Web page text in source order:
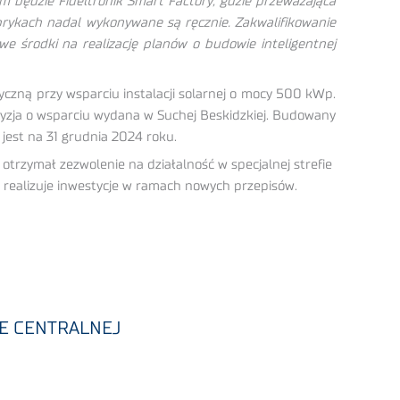
nadal wykonywane są ręcznie. Zakwalifikowanie
środki na realizację planów o budowie inteligentnej
przy wsparciu instalacji solarnej o mocy 500 kWp.
o wsparciu wydana w Suchej Beskidzkiej. Budowany
na 31 grudnia 2024 roku.
zezwolenie na działalność w specjalnej strefie
inwestycje w ramach nowych przepisów.
CENTRALNEJ